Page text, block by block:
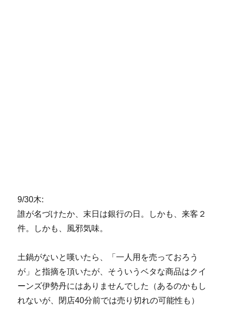
9/30木:
誰が名づけたか、末日は銀行の日。しかも、来客２
件。しかも、風邪気味。
土鍋がないと嘆いたら、「一人用を売っておろう
が」と指摘を頂いたが、そういうベタな商品はクイ
ーンズ伊勢丹にはありませんでした（あるのかもし
れないが、閉店40分前では売り切れの可能性も）